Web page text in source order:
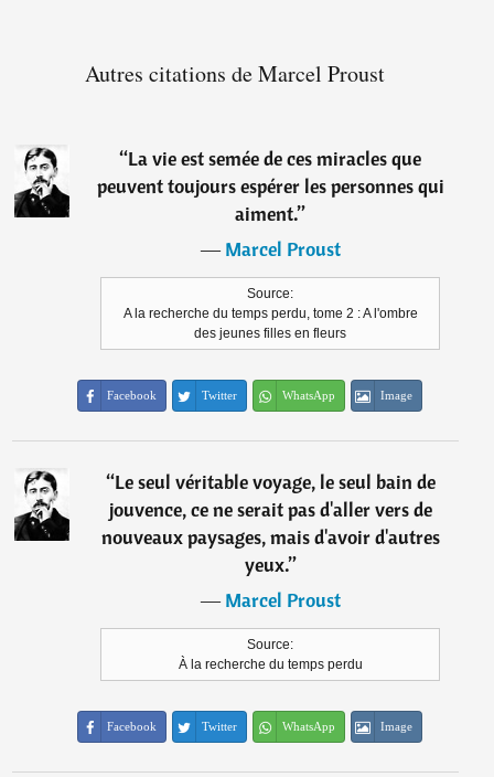
Autres citations de Marcel Proust
“La vie est semée de ces miracles que
peuvent toujours espérer les personnes qui
aiment.”
―Marcel Proust
Source:
A la recherche du temps perdu, tome 2 : A l'ombre
des jeunes filles en fleurs
Facebook Twitter WhatsApp Image
“Le seul véritable voyage, le seul bain de
jouvence, ce ne serait pas d'aller vers de
nouveaux paysages, mais d'avoir d'autres
yeux.”
―Marcel Proust
Source:
À la recherche du temps perdu
Facebook Twitter WhatsApp Image